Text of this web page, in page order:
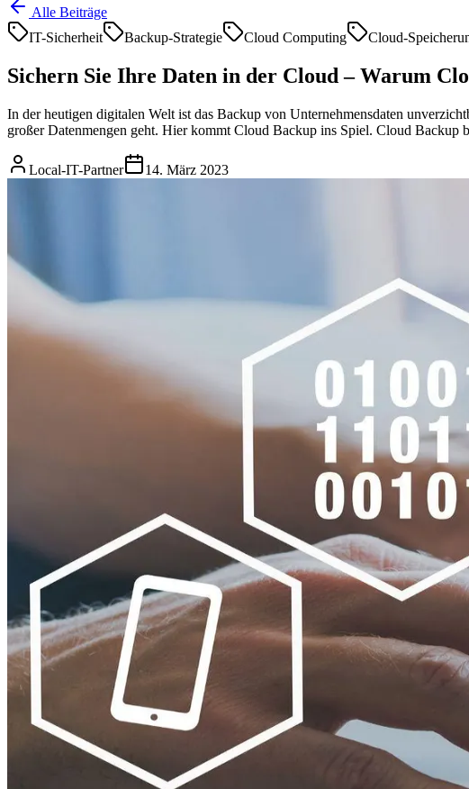
Alle Beiträge
IT-Sicherheit
Backup-Strategie Cloud Computing Cloud-
Sichern Sie Ihre Daten in der Cloud – Warum
In der heutigen digitalen Welt ist das Backup von Unternehmensdaten
großer Datenmengen geht. Hier kommt Cloud Backup ins Spiel. Cloud Backup
Local-IT-Partner 14. März 2023